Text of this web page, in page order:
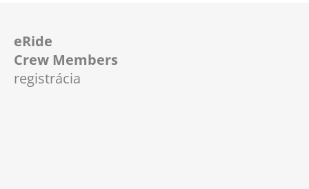
eRide
Crew Members
registrácia